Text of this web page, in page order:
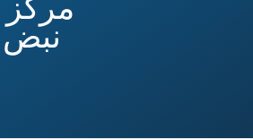
مرکز